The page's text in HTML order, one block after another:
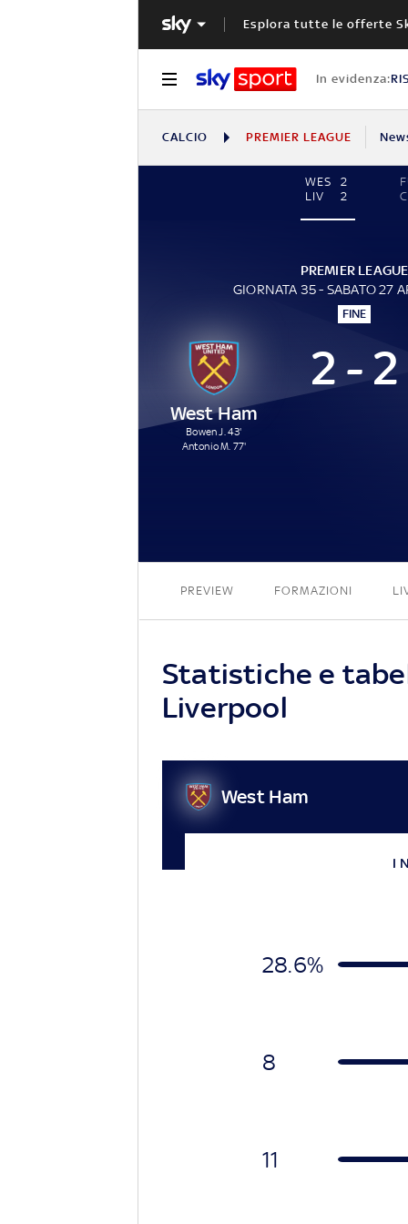
Esplora tutte le offerte
In evidenza:
CALCIO PREMIER LEAGUE
WES
2
LIV
2
PREMIER LEAGUE
GIORNATA 35 - SABATO 27
FINE
West Ham
Bowen J. 43'
Antonio M. 77'
2 - 2
PREVIEW FORMAZIONI
Statistiche e
Liverpool
West Ham
I
28.6%
8
11